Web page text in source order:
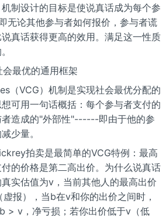
制设计的目标是使说真话成为每个参
论其他参与者如何报价，参与者谎
真话获得更高的效用。满足这一性质
最优的通用框架
（VCG）机制是实现社会最优分配的
可用一句话概括：每个参与者支付的
造成的"外部性"------即由于他的参
少量。
拍卖是最简单的VCG特例：最高
的价格是第二高出价。为什么说真话
实估值为v，当前其他人的最高出价
报），当b在v和你的出价之间时，
> v，净亏损；若你出价低于v（低